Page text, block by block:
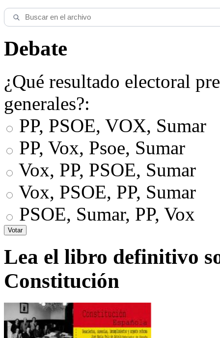
Debate
¿Qué resultado electoral
generales?:
PP, PSOE, VOX, Sumar
PP, Vox, Psoe, Sumar
Vox, PP, PSOE, Sumar
Vox, PSOE, PP, Sumar
PSOE, Sumar, PP, Vox
Lea el libro definitivo
Constitución